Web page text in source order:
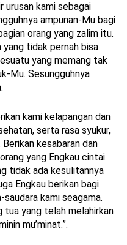
urusan kami sebagai
ampunan-Mu bagi
orang yang zalim itu.
yang tidak pernah bisa
yang memang tak
Mu. Sesungguhnya
kami kelapangan dan
serta rasa syukur,
kesabaran dan
yang Engkau cintai.
tidak ada kesulitannya
Engkau berikan bagi
saudara kami seagama.
tua yang telah melahirkan
mu’minat.”.